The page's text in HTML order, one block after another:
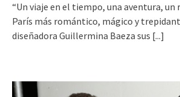
“Un viaje en el tiempo, una aventura, un
París más romántico, mágico y
diseñadora Guillermina Baeza sus [...]